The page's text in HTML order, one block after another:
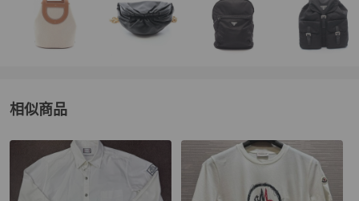
紀錄與賣家協調退貨之協議，實際爭議之解決則須依商品出賣人之回
應與決定及 PopChill 的綜合判斷
★ 您一旦依照服務網頁所定方式、條件及流程完成下單，即表示願意
相似商品
更多相似Moncler男裝推薦精品